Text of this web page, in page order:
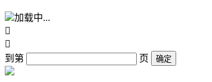
加载中...


到第
页 确定